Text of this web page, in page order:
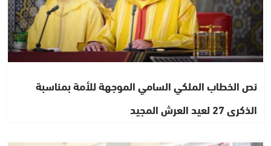
نص الخطاب الملكي السامي الموجهة للأمة بمناسبة
الذكرى 27 لعيد العرش المجيد